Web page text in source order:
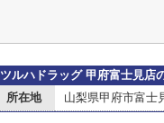
ツルハドラッグ 甲府富士見店
所在地
山梨県甲府市富士